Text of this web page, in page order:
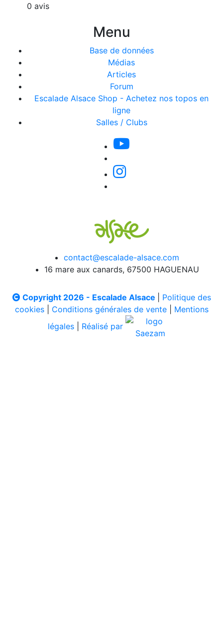
0 avis
Menu
Base de données
Médias
Articles
Forum
Escalade Alsace Shop - Achetez nos topos en
ligne
Salles / Clubs
contact@escalade-alsace.com
16 mare aux canards, 67500 HAGUENAU
Copyright 2026 - Escalade Alsace
Politique des
cookies| Conditions générales de vente| Mentions
légales
Réalisé par